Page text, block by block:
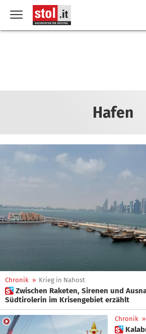
Hafen
Chronik » Krieg in Nahost
 Zwischen Raketen, Sirenen und Ausnahmezustand: Eine
Südtirolerin im Krisengebiet erzählt
Chronik »
 Kalabrien: Explosion im